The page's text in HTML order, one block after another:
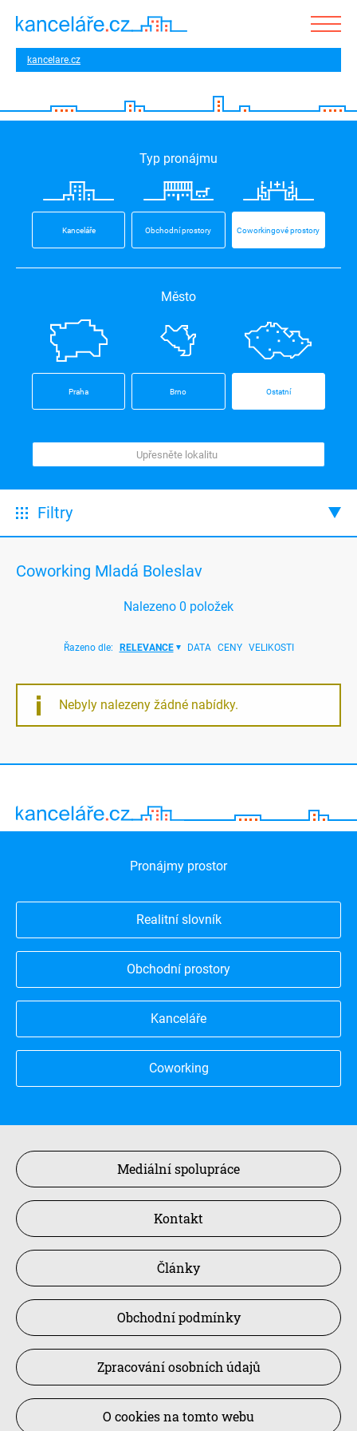
kancelare.cz
Typ pronájmu
Kanceláře Obchodní prostory Coworkingové prostory
Město
Praha Brno Ostatní
Filtry
Coworking Mladá Boleslav
Nalezeno 0 položek
Řazeno dle: RELEVANCE DATA CENY VELIKOSTI
Nebyly nalezeny žádné nabídky.
Pronájmy prostor
Realitní slovník
Obchodní prostory
Kanceláře
Coworking
Mediální spolupráce
Kontakt
Články
Obchodní podmínky
Zpracování osobních údajů
O cookies na tomto webu